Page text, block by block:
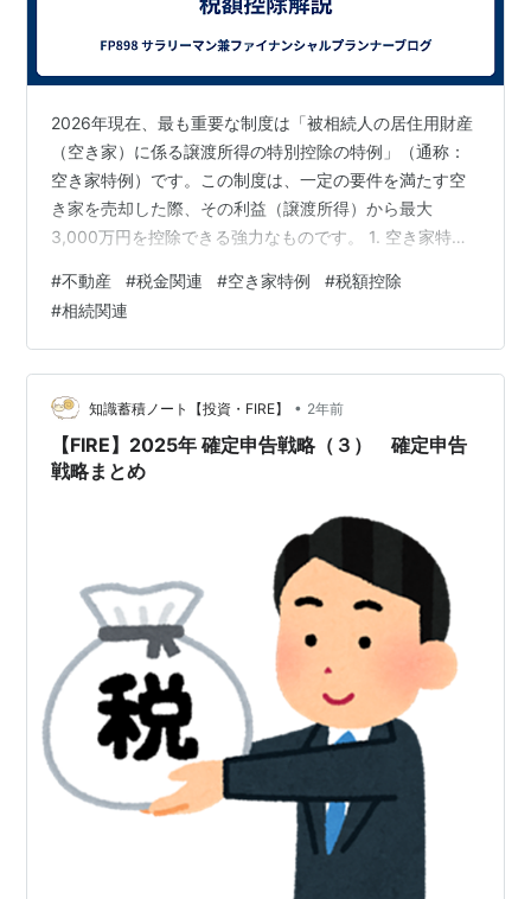
2026年現在、最も重要な制度は「被相続人の居住用財産
（空き家）に係る譲渡所得の特別控除の特例」（通称：
空き家特例）です。この制度は、一定の要件を満たす空
き家を売却した際、その利益（譲渡所得）から最大
3,000万円を控除できる強力なものです。 1. 空き家特例
際、多額の譲渡所得税がかかるのを防ぐための制度で
す。 詳細に関しては、下記を参照してください。
www.mlit.go.jp 適用期間 2027年（令和9年）12月31日ま
での売却が対象です。 ただし、「相続開始から3年を経
過する日の属する年の12月31日まで」に売却を完了させ
る必要…
#不動産 #税金関連 #空き家特例 #税額控除
#相続関連
知識蓄積ノート【投資・FIRE】 • 2年前
【FIRE】2025年 確定申告戦略（３） 確定申告
戦略まとめ